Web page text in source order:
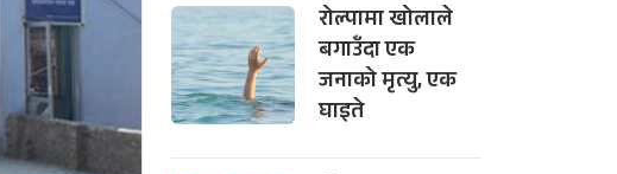
रोल्पामा खोलाले
बगाउँदा एक
जनाको मृत्यु, एक
घाइते